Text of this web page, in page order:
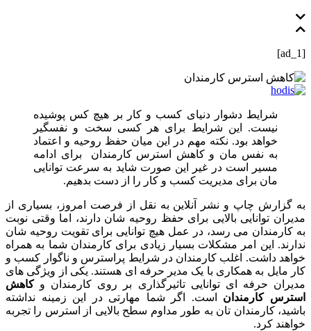
[ad_1]
شرایط دشوار دنیای کسب و کار بر هیچ کس پوشیده
نیست. این شرایط برای هر کسی سخت و نفسگیر
خواهد بود. نکته مهم در این میان حفظ روحیه و اعتماد
به نفس مان و کاهش استرس کارمندان برای ادامه
مسیر است در غیر این صورت شاید به سرعت توانایی
مان برای مدیریت کسب و کار را از دست بدهیم.
به گزارش چاپ و نشر آنلاین به نقل از فرصت امروز، بسیاری از
مدیران توانایی بالایی برای حفظ روحیه شان دارند، اما وقتی نوبت
به کارمندان می رسد، در عمل هیچ توانایی برای تقویت روحیه شان
ندارند. این امر مشکلات بسیار زیادی برای کارمندان شما به همراه
خواهد داشت. اغلب کارمندان در شرایط پراسترس و ناگوار کسب و
کار مایل به همکاری با یک مدیر حرفه ای هستند. یکی از ویژگی‏ های
مدیران حرفه ای توانایی تاثیرگذاری بر روی کارمندان وکاهش
استرس کارمندان است. اگر شما مهارتی در این زمینه نداشته
باشید، کارمندان تان به طور مداوم سطح بالایی از استرس را تجربه
خواهند کرد.